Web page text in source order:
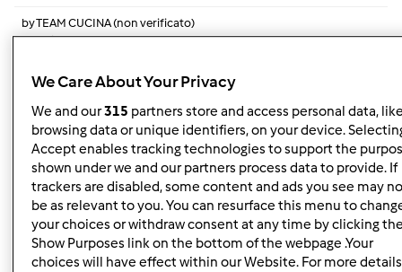
byTEAM CUCINA (non verificato)
7. Aprile 2010 - 12:35
aiuto sgroppino
byAidan» 1. Aprile 2010 - 09:24
byAnonimo (non verificato)
10. Agosto 2025 - 04:58
Discussione normale
We Care About Your Privacy
We and our315 partners store and access personal data,
browsing data or unique identifiers, on your device.
Accept enables tracking technologies to support the
shown under we and our partners process data to provide. If
trackers are disabled, some content and ads you see may
be as relevant to you. You can resurface this menu to
your choices or withdraw consent at any time by clicking
Show Purposes link on the bottom of the webpage .Your
choices will have effect within our Website. For more